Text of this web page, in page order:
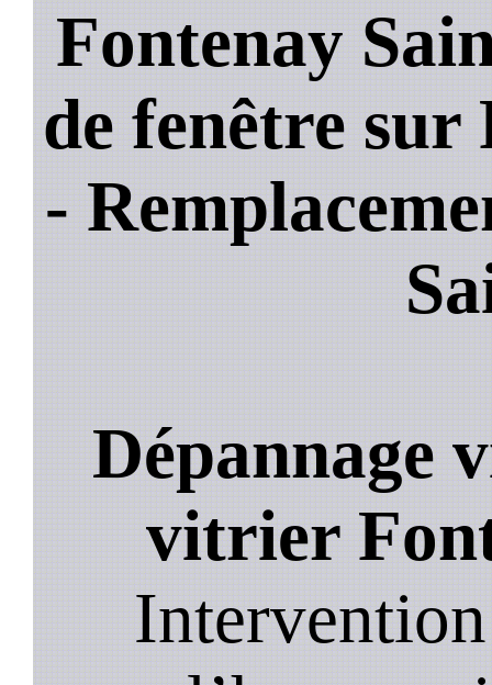
Fontenay
de fenêtre sur
-
Dépannage
vitrier
Intervention